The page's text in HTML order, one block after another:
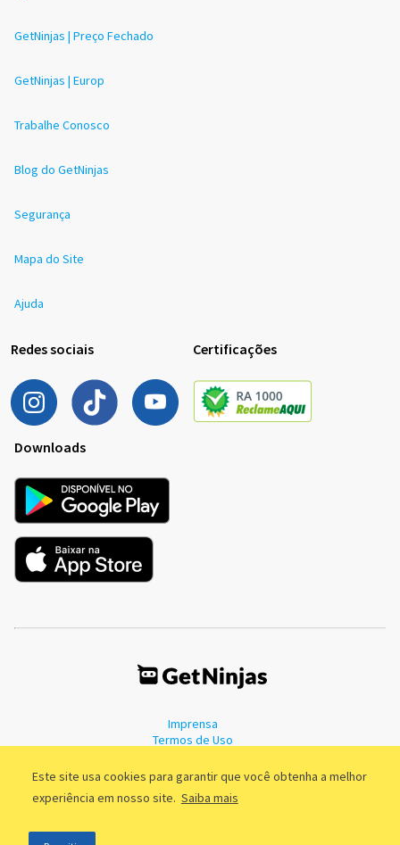
Este site usa cookies para garantir que você obtenha a melhor
experiência em nosso site. Saiba mais
GetNinjas | Preço Fechado
GetNinjas | Europ
Trabalhe Conosco
Blog do GetNinjas
Segurança
Mapa do Site
Ajuda
Redes sociais Certificações
Downloads
Imprensa
Termos de Uso
©2011 - 2026, GetNinjas LTDA. CNPJ 55.744.877/0001-89 - Rua Dr.